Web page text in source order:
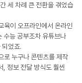
세 차례 큰 전환을 겪었습
육이 오프라인에서 온라인
수능 공부조차 유튜브나
되었죠.
로 누구나 콘텐츠를 제작
, 정보 전달 방식도 훨씬